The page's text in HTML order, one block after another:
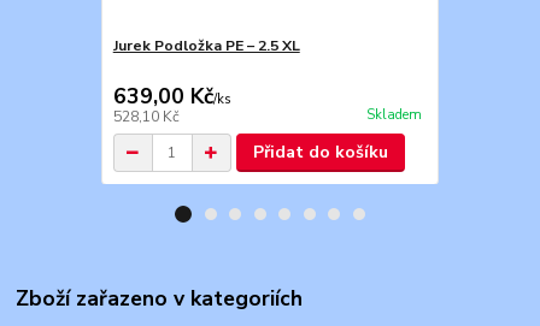
Jurek Podložka PE – 2.5 XL
639,00 Kč/ks
528,10 Kč Skladem
Přidat do košíku
Zboží zařazeno v kategoriích